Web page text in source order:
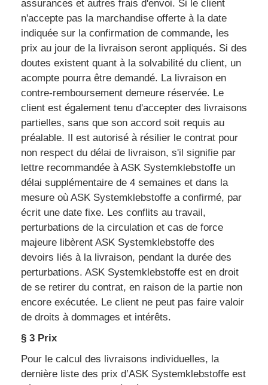
assurances et autres frais d'envoi. Si le client
n'accepte pas la marchandise offerte à la date
indiquée sur la confirmation de commande, les
prix au jour de la livraison seront appliqués. Si des
doutes existent quant à la solvabilité du client, un
acompte pourra être demandé. La livraison en
contre-remboursement demeure réservée. Le
client est également tenu d'accepter des livraisons
partielles, sans que son accord soit requis au
préalable. Il est autorisé à résilier le contrat pour
non respect du délai de livraison, s'il signifie par
lettre recommandée à ASK Systemklebstoffe un
délai supplémentaire de 4 semaines et dans la
mesure où ASK Systemklebstoffe a confirmé, par
écrit une date fixe. Les conflits au travail,
perturbations de la circulation et cas de force
majeure libèrent ASK Systemklebstoffe des
devoirs liés à la livraison, pendant la durée des
perturbations. ASK Systemklebstoffe est en droit
de se retirer du contrat, en raison de la partie non
encore exécutée. Le client ne peut pas faire valoir
de droits à dommages et intérêts.
§ 3 Prix
Pour le calcul des livraisons individuelles, la
dernière liste des prix d’ASK Systemklebstoffe est